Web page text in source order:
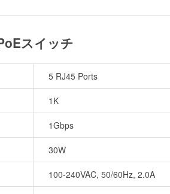
スイッチ
5 RJ45 Ports
1K
1Gbps
30W
100-240VAC, 50/60Hz, 2.0A